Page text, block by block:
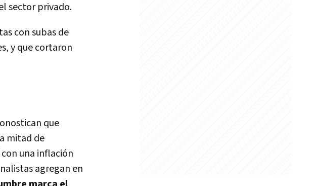
sector privado.
con subas de
y que cortaron
que
mitad de
una inflación
agregan en